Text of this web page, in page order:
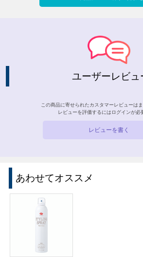
ユーザーレビュ
この商品に寄せられたカスタマーレビューはま
レビューを評価するには ログインが必
レビューを書く
あわせてオススメ